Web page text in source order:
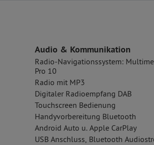
Audio & Kommunikation
Radio-Navigationssystem:
Pro 10
Radio mit MP3
Digitaler Radioempfang DAB
Touchscreen Bedienung
Handyvorbereitung Bluetooth
Android Auto u. Apple CarPlay
USB Anschluss, Bluetooth